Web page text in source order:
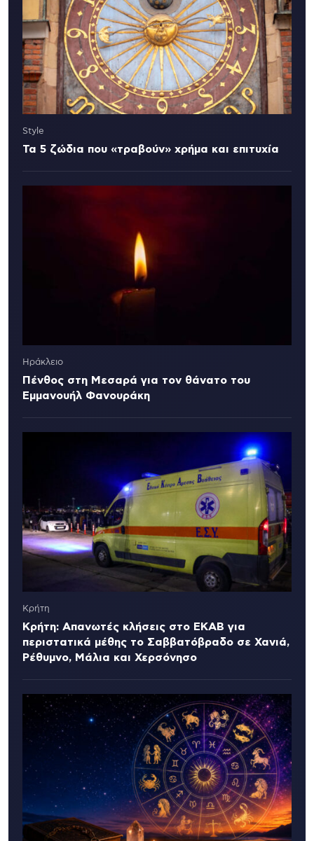
Style
Τα 5 ζώδια που «τραβούν» χρήμα και επιτυχία
Ηράκλειο
Πένθος στη Μεσαρά για τον θάνατο του
Εμμανουήλ Φανουράκη
Κρήτη
Κρήτη: Απανωτές κλήσεις στο ΕΚΑΒ για
περιστατικά μέθης το Σαββατόβραδο σε Χανιά,
Ρέθυμνο, Μάλια και Χερσόνησο